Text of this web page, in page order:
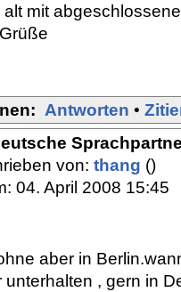
alt mit
Antworten •
von: thang ()
04. April 2008 15:45
aber in
unterhalten , gern in